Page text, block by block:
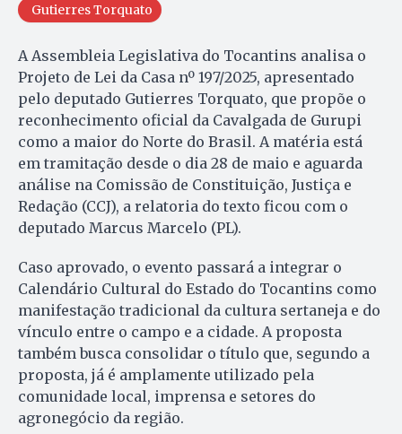
Gutierres Torquato
A Assembleia Legislativa do Tocantins analisa o
Projeto de Lei da Casa nº 197/2025, apresentado
pelo deputado Gutierres Torquato, que propõe o
reconhecimento oficial da Cavalgada de Gurupi
como a maior do Norte do Brasil. A matéria está
em tramitação desde o dia 28 de maio e aguarda
análise na Comissão de Constituição, Justiça e
Redação (CCJ), a relatoria do texto ficou com o
deputado Marcus Marcelo (PL).
Caso aprovado, o evento passará a integrar o
Calendário Cultural do Estado do Tocantins como
manifestação tradicional da cultura sertaneja e do
vínculo entre o campo e a cidade. A proposta
também busca consolidar o título que, segundo a
proposta, já é amplamente utilizado pela
comunidade local, imprensa e setores do
agronegócio da região.